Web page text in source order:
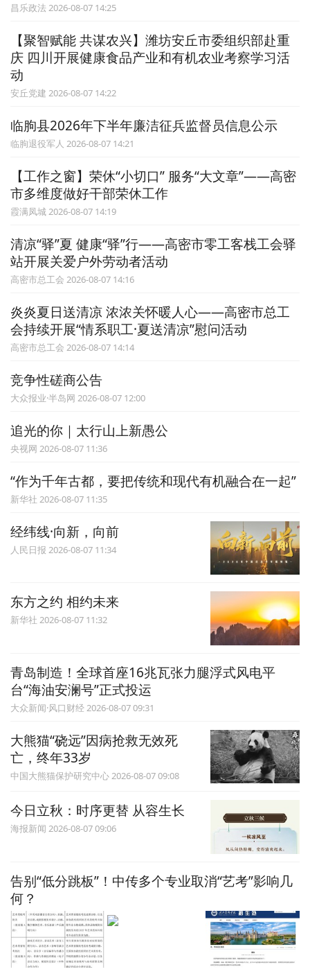
昌乐政法 2026-08-07 14:25
【聚智赋能 共谋农兴】潍坊安丘市委组织部赴重
庆 四川开展健康食品产业和有机农业考察学习活
动
安丘党建 2026-08-07 14:22
临朐县2026年下半年廉洁征兵监督员信息公示
临朐退役军人 2026-08-07 14:21
【工作之窗】荣休“小切口” 服务“大文章”——高密
市多维度做好干部荣休工作
霞满凤城 2026-08-07 14:19
清凉“驿”夏 健康“驿”行——高密市零工客栈工会驿
站开展关爱户外劳动者活动
高密市总工会 2026-08-07 14:16
炎炎夏日送清凉 浓浓关怀暖人心——高密市总工
会持续开展“情系职工·夏送清凉”慰问活动
高密市总工会 2026-08-07 14:14
竞争性磋商公告
大众报业·半岛网 2026-08-07 12:00
追光的你｜太行山上新愚公
央视网 2026-08-07 11:36
“作为千年古都，要把传统和现代有机融合在一起”
新华社 2026-08-07 11:35
经纬线·向新，向前
人民日报 2026-08-07 11:34
东方之约 相约未来
新华社 2026-08-07 11:32
青岛制造！全球首座16兆瓦张力腿浮式风电平
台“海油安澜号”正式投运
大众新闻·风口财经 2026-08-07 09:31
大熊猫“硗远”因病抢救无效死
亡，终年33岁
中国大熊猫保护研究中心 2026-08-07 09:08
今日立秋：时序更替 从容生长
海报新闻 2026-08-07 09:06
告别“低分跳板”！中传多个专业取消“艺考”影响几
何？